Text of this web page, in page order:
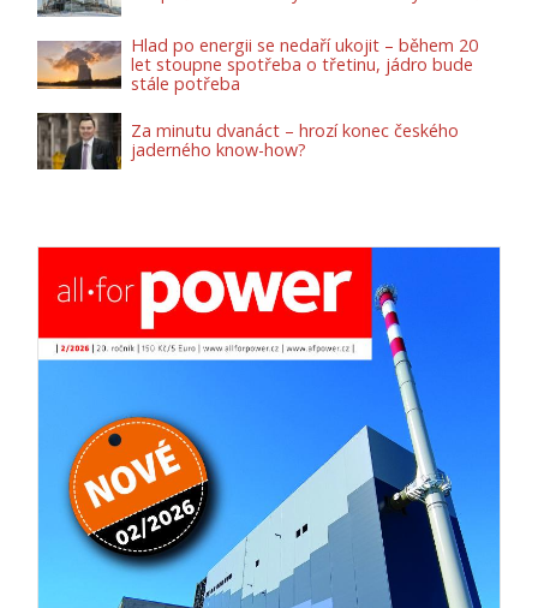
Hlad po energii se nedaří ukojit – během 20
let stoupne spotřeba o třetinu, jádro bude
stále potřeba
Za minutu dvanáct – hrozí konec českého
jaderného know-how?